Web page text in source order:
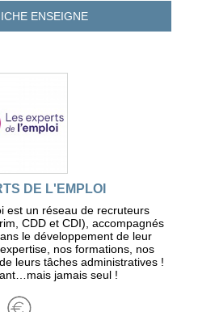
ENSEIGNE
DE L'EMPLOI
est un réseau de recruteurs
CDD et CDI), accompagnés
le développement de leur
nos formations, nos
leurs tâches administratives !
jamais seul !